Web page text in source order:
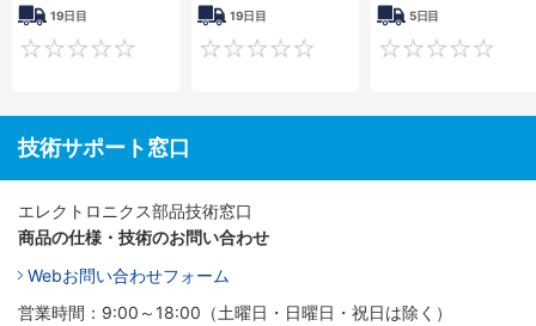
19日目
0
19日目
0
5日目
技術サポート窓口
エレクトロニクス部品技術窓口
商品の仕様・技術のお問い合わせ
Webお問い合わせフォーム
営業時間：9:00～18:00（土曜日・日曜日・祝日は除く）